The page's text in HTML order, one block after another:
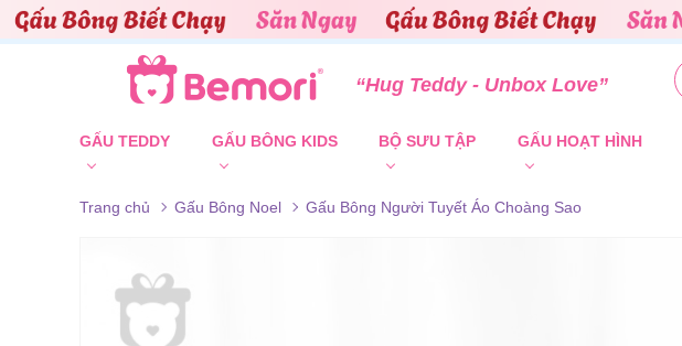
Skip to content
“Hug Teddy - Unbox Love”
GẤU TEDDY GẤU BÔNG KIDS BỘ SƯU TẬP GẤU HOẠT HÌNH
Trang chủ Gấu Bông Noel Gấu Bông Người Tuyết Áo Choàng Sao